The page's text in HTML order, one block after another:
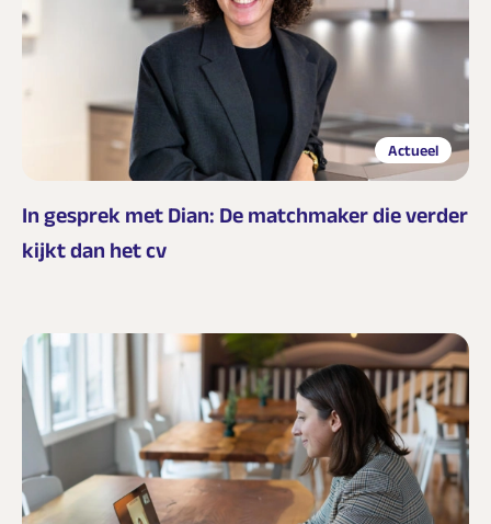
Actueel
In gesprek met Dian: De matchmaker die verder
kijkt dan het cv